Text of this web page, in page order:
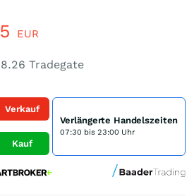
EUR
Tradegate
Verkauf
Kauf
Verlängerte Handelszeiten
07:30 bis 23:00 Uhr